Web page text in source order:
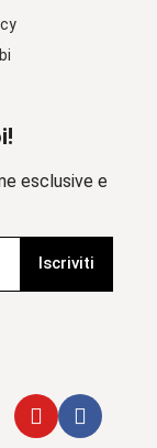
esclusive e
Iscriviti